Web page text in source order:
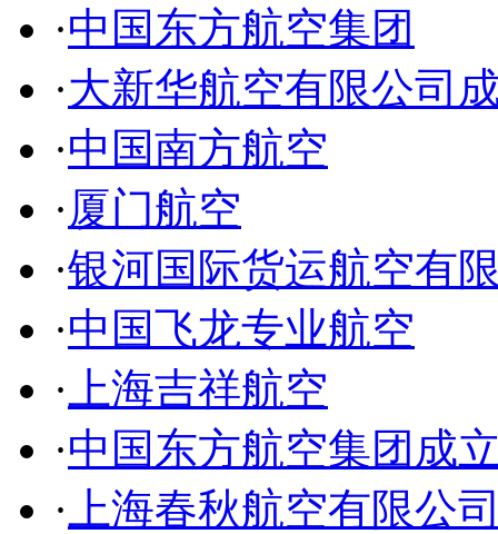
·中国东方航空集团
·大新华航空有限公司
·中国南方航空
·厦门航空
·银河国际货运航空有
·中国飞龙专业航空
· 上海吉祥航空
·中国东方航空集团成
· 上海春秋航空有限公